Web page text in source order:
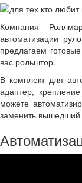
Компания
автоматизации
предлагаем
вас рольштор.
В комплект для
адаптер,
можете
заменить вышедший